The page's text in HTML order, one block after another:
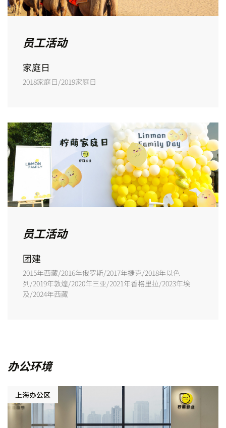
员工活动
家庭日
2018家庭日/2019家庭日
员工活动
团建
2015年西藏/2016年俄罗斯/2017年捷克/2018年以色
列/2019年敦煌/2020年三亚/2021年香格里拉/2023年埃
及/2024年西藏
办公环境
上海办公区